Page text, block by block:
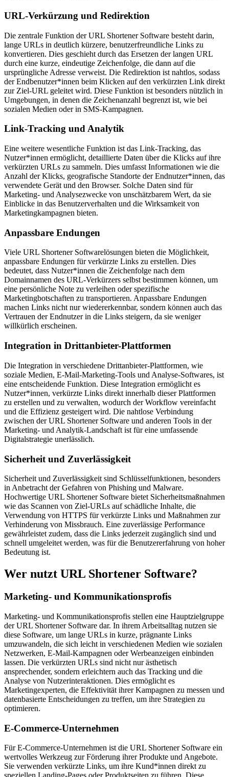
URL-Verkürzung und Redirektion
Die zentrale Funktion der URL Shortener Software besteht darin,
lange URLs in deutlich kürzere, benutzerfreundliche Links zu
konvertieren. Dies geschieht durch das Ersetzen der langen URL
durch eine kurze, eindeutige Zeichenfolge, die dann auf die
ursprüngliche Adresse verweist. Die Redirektion ist nahtlos, sodass
der Endbenutzer*innen beim Klicken auf den verkürzten Link direkt
zur Ziel-URL geleitet wird. Diese Funktion ist besonders nützlich in
Umgebungen, in denen die Zeichenanzahl begrenzt ist, wie bei
sozialen Medien oder in SMS-Kampagnen.
Link-Tracking und Analytik
Eine weitere wesentliche Funktion ist das Link-Tracking, das
Nutzer*innen ermöglicht, detaillierte Daten über die Klicks auf ihre
verkürzten URLs zu sammeln. Dies umfasst Informationen wie die
Anzahl der Klicks, geografische Standorte der Endnutzer*innen, das
verwendete Gerät und den Browser. Solche Daten sind für
Marketing- und Analysezwecke von unschätzbarem Wert, da sie
Einblicke in das Benutzerverhalten und die Wirksamkeit von
Marketingkampagnen bieten.
Anpassbare Endungen
Viele URL Shortener Softwarelösungen bieten die Möglichkeit,
anpassbare Endungen für verkürzte Links zu erstellen. Dies
bedeutet, dass Nutzer*innen die Zeichenfolge nach dem
Domainnamen des URL-Verkürzers selbst bestimmen können, um
eine persönliche Note zu verleihen oder spezifische
Marketingbotschaften zu transportieren. Anpassbare Endungen
machen Links nicht nur wiedererkennbar, sondern können auch das
Vertrauen der Endnutzer in die Links steigern, da sie weniger
willkürlich erscheinen.
Integration in Drittanbieter-Plattformen
Die Integration in verschiedene Drittanbieter-Plattformen, wie
soziale Medien, E-Mail-Marketing-Tools und Analyse-Softwares, ist
eine entscheidende Funktion. Diese Integration ermöglicht es
Nutzer*innen, verkürzte Links direkt innerhalb dieser Plattformen
zu erstellen und zu verwalten, wodurch der Workflow vereinfacht
und die Effizienz gesteigert wird. Die nahtlose Verbindung
zwischen der URL Shortener Software und anderen Tools in der
Marketing- und Analytik-Landschaft ist für eine umfassende
Digitalstrategie unerlässlich.
Sicherheit und Zuverlässigkeit
Sicherheit und Zuverlässigkeit sind Schlüsselfunktionen, besonders
in Anbetracht der Gefahren von Phishing und Malware.
Hochwertige URL Shortener Software bietet Sicherheitsmaßnahmen
wie das Scannen von Ziel-URLs auf schädliche Inhalte, die
Verwendung von HTTPS für verkürzte Links und Maßnahmen zur
Verhinderung von Missbrauch. Eine zuverlässige Performance
gewährleistet zudem, dass die Links jederzeit zugänglich sind und
schnell umgeleitet werden, was für die Benutzererfahrung von hoher
Bedeutung ist.
Wer nutzt URL Shortener Software?
Marketing- und Kommunikationsprofis
Marketing- und Kommunikationsprofis stellen eine Hauptzielgruppe
der URL Shortener Software dar. In ihrem Arbeitsalltag nutzen sie
diese Software, um lange URLs in kurze, prägnante Links
umzuwandeln, die sich leicht in verschiedenen Medien wie sozialen
Netzwerken, E-Mail-Kampagnen oder Werbeanzeigen einbinden
lassen. Die verkürzten URLs sind nicht nur ästhetisch
ansprechender, sondern erleichtern auch das Tracking und die
Analyse von Nutzerinteraktionen. Dies ermöglicht es
Marketingexperten, die Effektivität ihrer Kampagnen zu messen und
datenbasierte Entscheidungen zu treffen, um ihre Strategien zu
optimieren.
E-Commerce-Unternehmen
Für E-Commerce-Unternehmen ist die URL Shortener Software ein
wertvolles Werkzeug zur Förderung ihrer Produkte und Angebote.
Sie verwenden verkürzte Links, um ihre Kund*innen direkt zu